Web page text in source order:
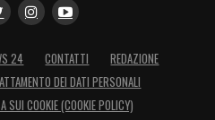
24 CONTATTI
REDAZIONE
DEI DATI PERSONALI
SUI COOKIE (COOKIE POLICY)